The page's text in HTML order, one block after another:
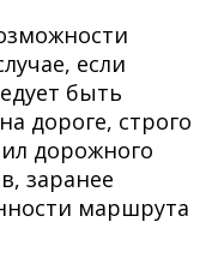
если
быть
дороге, строго
дорожного
заранее
маршрута